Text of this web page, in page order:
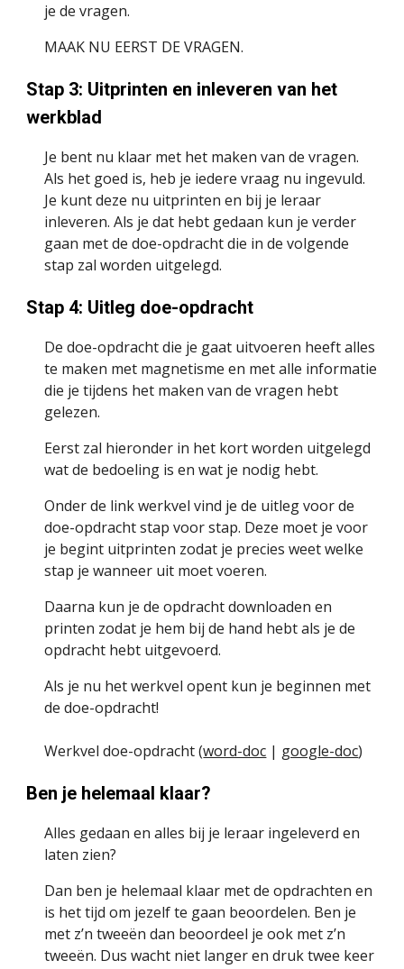
je de vragen.
MAAK NU EERST DE VRAGEN.
Stap 3: Uitprinten en inleveren van het
werkblad
Je bent nu klaar met het maken van de vragen.
Als het goed is, heb je iedere vraag nu ingevuld.
Je kunt deze nu uitprinten en bij je leraar
inleveren. Als je dat hebt gedaan kun je verder
gaan met de doe-opdracht die in de volgende
stap zal worden uitgelegd.
Stap 4: Uitleg doe-opdracht
De doe-opdracht die je gaat uitvoeren heeft alles
te maken met magnetisme en met alle informatie
die je tijdens het maken van de vragen hebt
gelezen.
Eerst zal hieronder in het kort worden uitgelegd
wat de bedoeling is en wat je nodig hebt.
Onder de link werkvel vind je de uitleg voor de
doe-opdracht stap voor stap. Deze moet je voor
je begint uitprinten zodat je precies weet welke
stap je wanneer uit moet voeren.
Daarna kun je de opdracht downloaden en
printen zodat je hem bij de hand hebt als je de
opdracht hebt uitgevoerd.
Als je nu het werkvel opent kun je beginnen met
de doe-opdracht!
Werkvel doe-opdracht (word-doc | google-doc)
Ben je helemaal klaar?
Alles gedaan en alles bij je leraar ingeleverd en
laten zien?
Dan ben je helemaal klaar met de opdrachten en
is het tijd om jezelf te gaan beoordelen. Ben je
met z’n tweeën dan beoordeel je ook met z’n
tweeën. Dus wacht niet langer en druk twee keer